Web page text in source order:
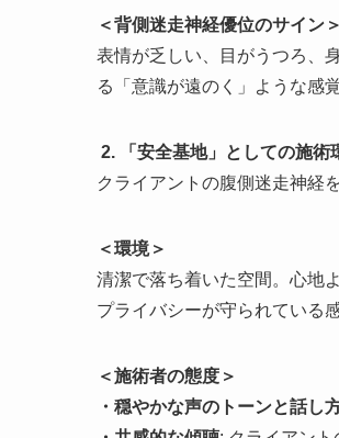
＜背側迷走神経優位のサイン＞
表情が乏しい、目がうつろ、
る「意識が遠のく」ような感覚
2. 「安全基地」としての施術
クライアントの腹側迷走神経
＜環境＞
清潔で落ち着いた空間。心地
プライバシーが守られている
＜施術者の態度＞
・穏やかな声のトーンと話し